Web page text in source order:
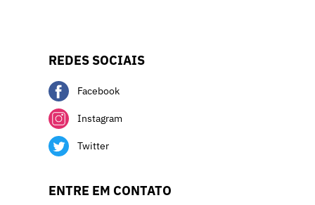
REDES SOCIAIS
Facebook
Instagram
Twitter
ENTRE EM CONTATO